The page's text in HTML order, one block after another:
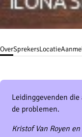
OverSprekersLocatie
Leidinggevenden
de problemen.
Kristof Van Royen